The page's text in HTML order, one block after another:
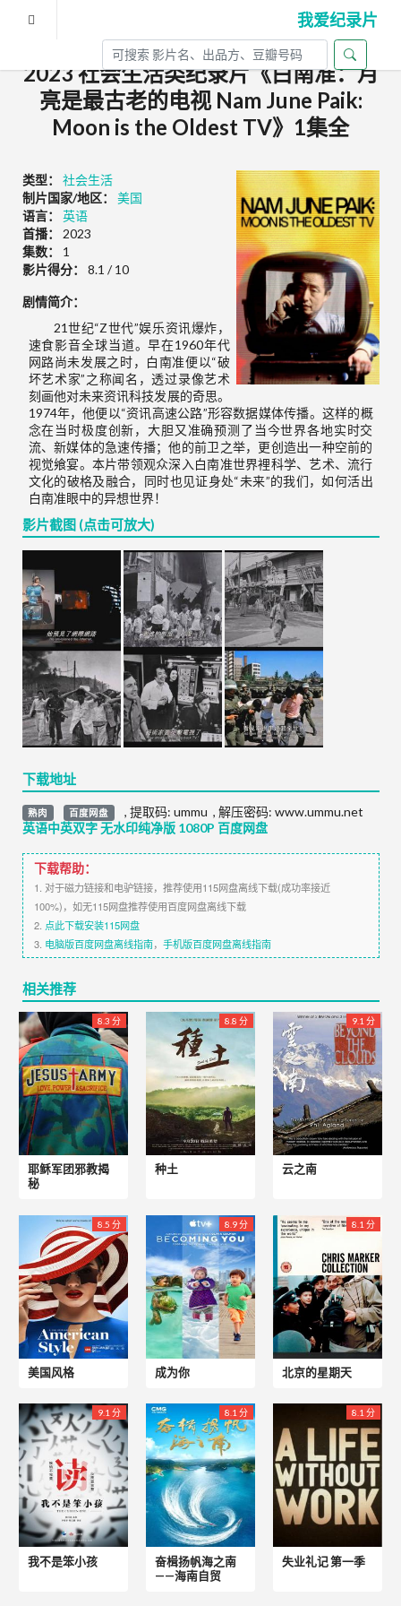
我爱纪录片
2023 社会生活类纪录片《白南准：月
亮是最古老的电视 Nam June Paik:
Moon is the Oldest TV》1集全
类型：
社会生活
制片国家/地区：
美国
语言：
英语
首播：
2023
集数：
1
影片得分：
8.1 / 10
剧情简介：
21世纪“Z世代”娱乐资讯爆炸，
速食影音全球当道。早在1960年代
网路尚未发展之时，白南准便以“破
坏艺术家”之称闻名，透过录像艺术
刻画他对未来资讯科技发展的奇思。
1974年，他便以“资讯高速公路”形容数据媒体传播。这样的概
念在当时极度创新，大胆又准确预测了当今世界各地实时交
流、新媒体的急速传播；他的前卫之举，更创造出一种空前的
视觉飨宴。本片带领观众深入白南准世界裡科学、艺术、流行
文化的破格及融合，同时也见证身处“未来”的我们，如何活出
白南准眼中的异想世界！
影片截图 (点击可放大)
下载地址
熟肉 百度网盘
英语中英双字 无水印纯净版 1080P 百度网盘
, 提取码: ummu , 解压密码: www.ummu.net
下载帮助：
1. 对于磁力链接和电驴链接，推荐使用115网盘离线下载(成功率接近
100%)，如无115网盘推荐使用百度网盘离线下载
2. 点此下载安装115网盘
3. 电脑版百度网盘离线指南， 手机版百度网盘离线指南
相关推荐
8.3 分
耶稣军团邪教揭
秘
8.8 分
种土
9.1 分
云之南
8.5 分
美国风格
8.9 分
成为你
8.1 分
北京的星期天
9.1 分
我不是笨小孩
8.1 分
奋楫扬帆海之南
——海南自贸
8.1 分
失业礼记 第一季